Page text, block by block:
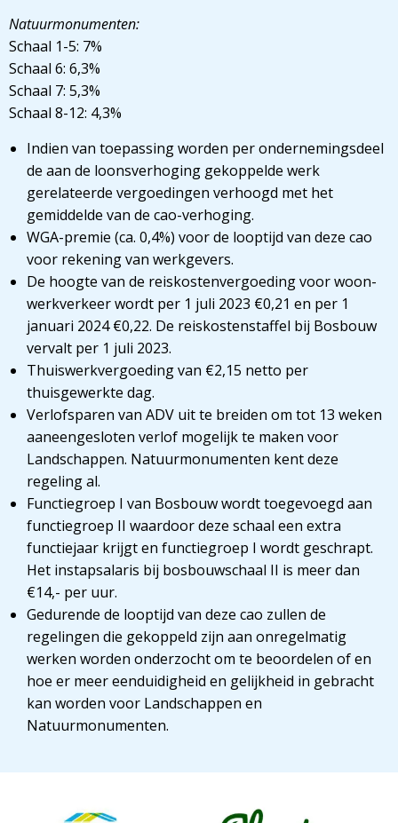
Natuurmonumenten:
Schaal 1-5: 7%
Schaal 6: 6,3%
Schaal 7: 5,3%
Schaal 8-12: 4,3%
Indien van toepassing worden per ondernemingsdeel
de aan de loonsverhoging gekoppelde werk
gerelateerde vergoedingen verhoogd met het
gemiddelde van de cao-verhoging.
WGA-premie (ca. 0,4%) voor de looptijd van deze cao
voor rekening van werkgevers.
De hoogte van de reiskostenvergoeding voor woon-
werkverkeer wordt per 1 juli 2023 €0,21 en per 1
januari 2024 €0,22. De reiskostenstaffel bij Bosbouw
vervalt per 1 juli 2023.
Thuiswerkvergoeding van €2,15 netto per
thuisgewerkte dag.
Verlofsparen van ADV uit te breiden om tot 13 weken
aaneengesloten verlof mogelijk te maken voor
Landschappen. Natuurmonumenten kent deze
regeling al.
Functiegroep I van Bosbouw wordt toegevoegd aan
functiegroep II waardoor deze schaal een extra
functiejaar krijgt en functiegroep I wordt geschrapt.
Het instapsalaris bij bosbouwschaal II is meer dan
€14,- per uur.
Gedurende de looptijd van deze cao zullen de
regelingen die gekoppeld zijn aan onregelmatig
werken worden onderzocht om te beoordelen of en
hoe er meer eenduidigheid en gelijkheid in gebracht
kan worden voor Landschappen en
Natuurmonumenten.